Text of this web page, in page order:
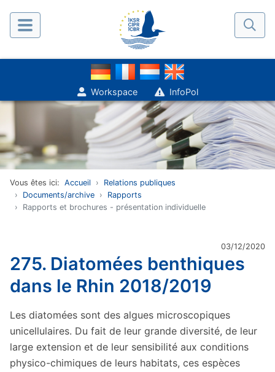
Workspace InfoPol
Vous êtes ici: Accueil
Relations publiques
Documents/archive
Rapports
Rapports et brochures - présentation individuelle
03/12/2020
275. Diatomées benthiques
dans le Rhin 2018/2019
Les diatomées sont des algues microscopiques
unicellulaires. Du fait de leur grande diversité, de leur
large extension et de leur sensibilité aux conditions
physico-chimiques de leurs habitats, ces espèces